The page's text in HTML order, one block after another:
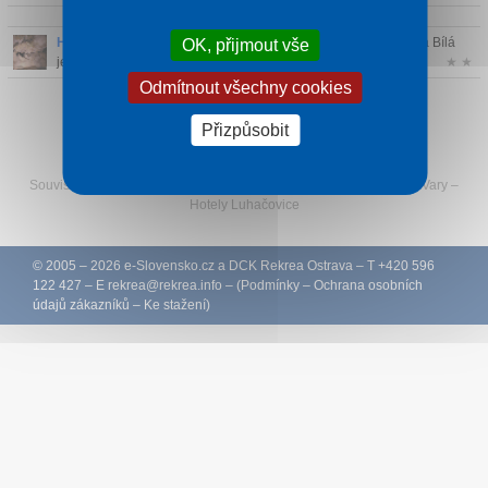
Harmanecká jeskyně- Harmanecká jeskyně je také nazývána Bílá
jeskyně a ...
★ ★
Sledujte Rekreu na Facebooku
Související: Ubytování Karlovy Vary –
Hotely Luhačovice
© 2005 – 2026 e-Slovensko.cz a DCK Rekrea Ostrava – T +420 596
122 427 – E rekrea@rekrea.info – (Podmínky – Ochrana osobních
údajů zákazníků – Ke stažení)
OK, přijmout vše
Odmítnout všechny cookies
Přizpůsobit